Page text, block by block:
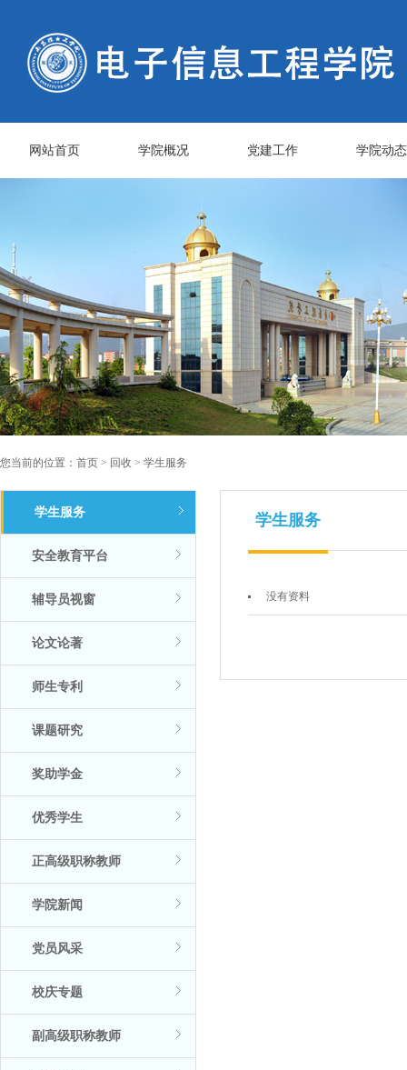
网站首页 学院概况 党建工作 学院动态
您当前的位置： 首页 > 回收 > 学生服务
学生服务
安全教育平台
辅导员视窗
论文论著
师生专利
课题研究
奖助学金
优秀学生
正高级职称教师
学院新闻
党员风采
校庆专题
副高级职称教师
学生服务
没有资料